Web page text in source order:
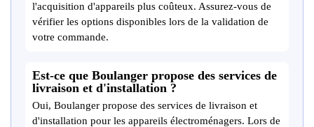
l'acquisition d'appareils plus coûteux. Assurez-vous de
vérifier les options disponibles lors de la validation de
votre commande.
Est-ce que Boulanger propose des services de
livraison et d'installation ?
Oui, Boulanger propose des services de livraison et
d'installation pour les appareils électroménagers. Lors de